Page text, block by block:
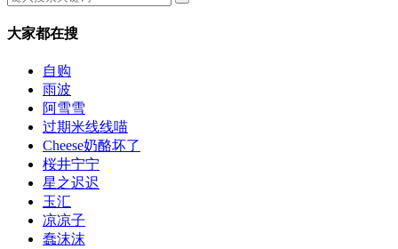
大家都在搜
自购
雨波
阿雪雪
过期米线线喵
Cheese奶酪坏了
桜井宁宁
星之迟迟
玉汇
凉凉子
蠢沫沫